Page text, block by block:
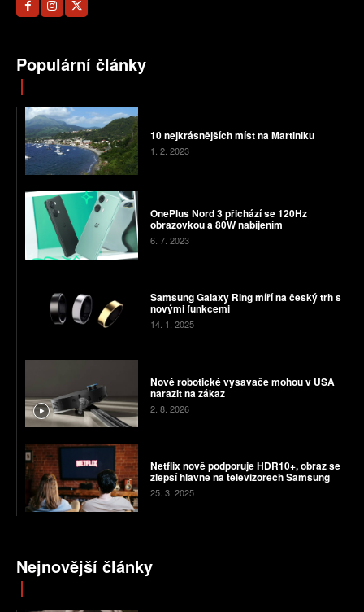
Populární články
10 nejkrásnějších míst na Martiniku
1. 2. 2023
OnePlus Nord 3 přichází se 120Hz
obrazovkou a 80W nabíjením
6. 7. 2023
Samsung Galaxy Ring míří na český trh s
novými funkcemi
14. 1. 2025
Nové robotické vysavače mohou v USA
narazit na zákaz
2. 8. 2026
Netflix nově podporuje HDR10+, obraz se
zlepší hlavně na televizorech Samsung
25. 3. 2025
Nejnovější články